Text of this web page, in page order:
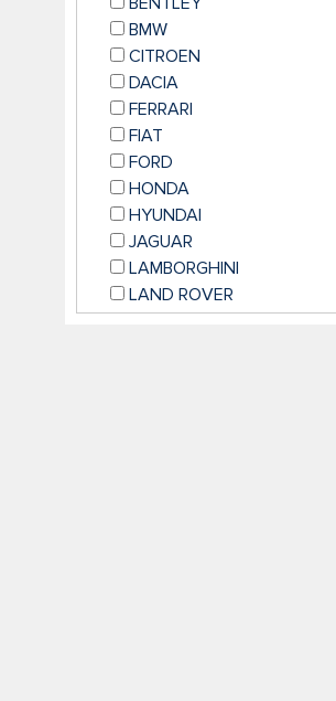
BMW
CITROEN
DACIA
FERRARI
FIAT
FORD
HONDA
HYUNDAI
JAGUAR
LAMBORGHINI
LAND ROVER